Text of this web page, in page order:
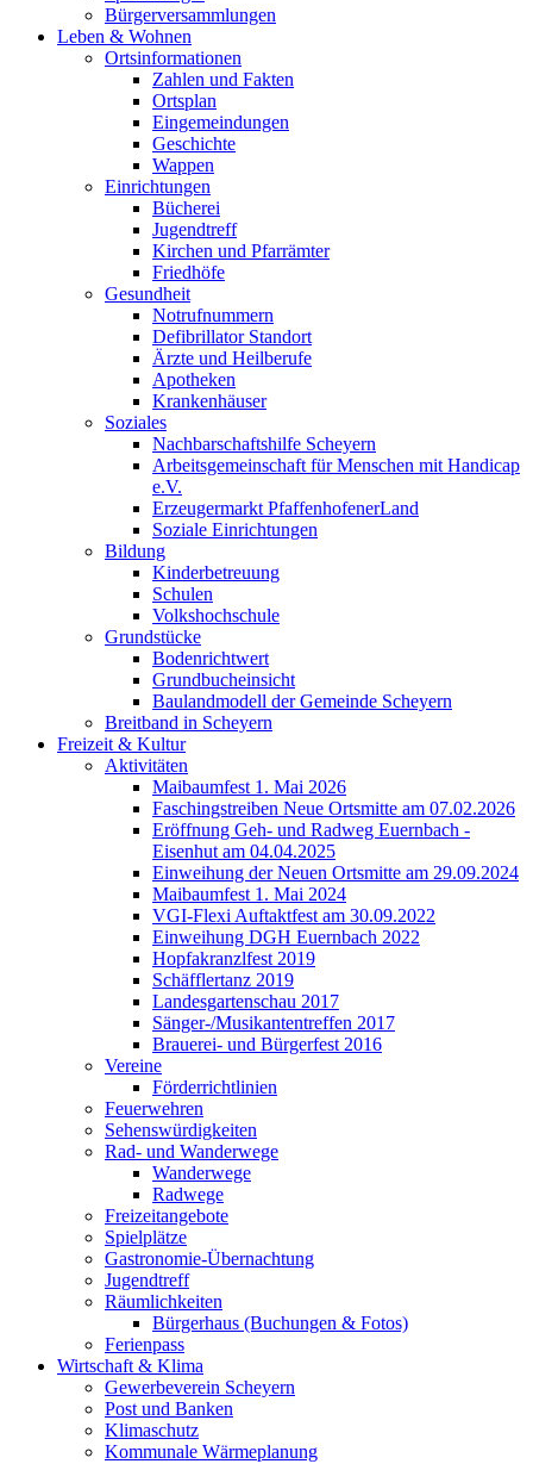
Bürgerversammlungen
Leben & Wohnen
Ortsinformationen
Zahlen und Fakten
Ortsplan
Eingemeindungen
Geschichte
Wappen
Einrichtungen
Bücherei
Jugendtreff
Kirchen und Pfarrämter
Friedhöfe
Gesundheit
Notrufnummern
Defibrillator Standort
Ärzte und Heilberufe
Apotheken
Krankenhäuser
Soziales
Nachbarschaftshilfe Scheyern
Arbeitsgemeinschaft für Menschen mit Handicap
e.V.
Erzeugermarkt PfaffenhofenerLand
Soziale Einrichtungen
Bildung
Kinderbetreuung
Schulen
Volkshochschule
Grundstücke
Bodenrichtwert
Grundbucheinsicht
Baulandmodell der Gemeinde Scheyern
Breitband in Scheyern
Freizeit & Kultur
Aktivitäten
Maibaumfest 1. Mai 2026
Faschingstreiben Neue Ortsmitte am 07.02.2026
Eröffnung Geh- und Radweg Euernbach -
Eisenhut am 04.04.2025
Einweihung der Neuen Ortsmitte am 29.09.2024
Maibaumfest 1. Mai 2024
VGI-Flexi Auftaktfest am 30.09.2022
Einweihung DGH Euernbach 2022
Hopfakranzlfest 2019
Schäfflertanz 2019
Landesgartenschau 2017
Sänger-/Musikantentreffen 2017
Brauerei- und Bürgerfest 2016
Vereine
Förderrichtlinien
Feuerwehren
Sehenswürdigkeiten
Rad- und Wanderwege
Wanderwege
Radwege
Freizeitangebote
Spielplätze
Gastronomie-Übernachtung
Jugendtreff
Räumlichkeiten
Bürgerhaus (Buchungen & Fotos)
Ferienpass
Wirtschaft & Klima
Gewerbeverein Scheyern
Post und Banken
Klimaschutz
Kommunale Wärmeplanung